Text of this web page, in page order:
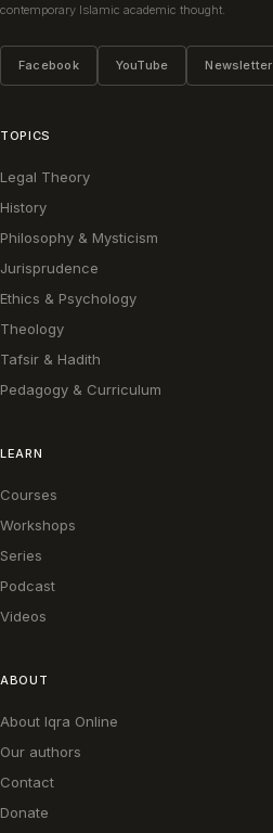
contemporary Islamic academic thought.
Facebook YouTube Newsletter
TOPICS
Legal Theory
History
Philosophy & Mysticism
Jurisprudence
Ethics & Psychology
Theology
Tafsir & Hadith
Pedagogy & Curriculum
LEARN
Courses
Workshops
Series
Podcast
Videos
ABOUT
About Iqra Online
Our authors
Contact
Donate